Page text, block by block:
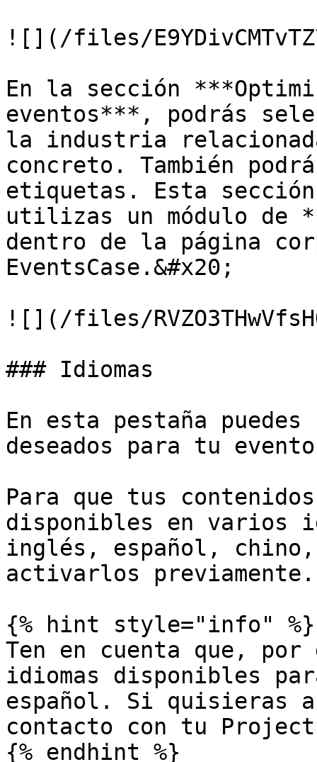
![](/files/
En la sección
eventos***, podrás
la industria
concreto. También
etiquetas. Esta
utilizas un módulo de
dentro de la página
EventsCase.&#x20;
![](/files/
### Idiomas
En esta pestaña
deseados para tu
Para que tus
disponibles en varios
inglés, español,
activarlos previamente.
{% hint style="info" %}
Ten en cuenta que,
idiomas disponibles
español. Si quisieras
contacto con tu Project
{% endhint %}